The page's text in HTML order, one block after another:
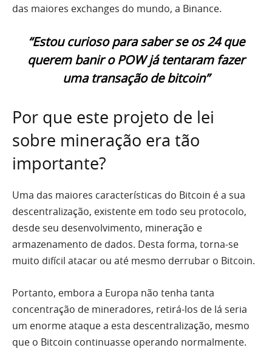
das maiores exchanges do mundo, a Binance.
“Estou curioso para saber se os 24 que
querem banir o POW já tentaram fazer
uma transação de bitcoin”
Por que este projeto de lei
sobre mineração era tão
importante?
Uma das maiores características do Bitcoin é a sua
descentralização, existente em todo seu protocolo,
desde seu desenvolvimento, mineração e
armazenamento de dados. Desta forma, torna-se
muito difícil atacar ou até mesmo derrubar o Bitcoin.
Portanto, embora a Europa não tenha tanta
concentração de mineradores, retirá-los de lá seria
um enorme ataque a esta descentralização, mesmo
que o Bitcoin continuasse operando normalmente.